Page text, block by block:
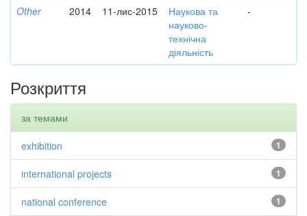
Other 2014 11-лис-2015
Наукова та
науково-
технічна
діяльність
-
Розкриття
за темами
1
exhibition
1
international projects
1
national conference